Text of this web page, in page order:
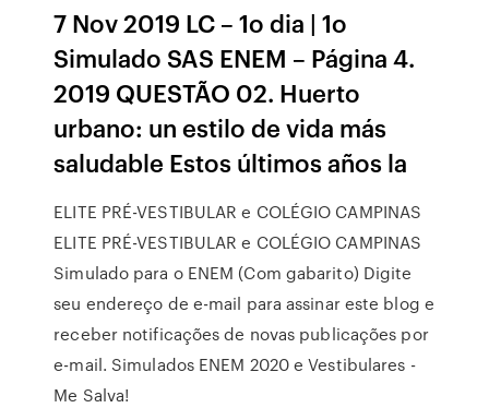
7 Nov 2019 LC – 1o dia | 1o
Simulado SAS ENEM – Página 4.
2019 QUESTÃO 02. Huerto
urbano: un estilo de vida más
saludable Estos últimos años la
ELITE PRÉ-VESTIBULAR e COLÉGIO CAMPINAS
ELITE PRÉ-VESTIBULAR e COLÉGIO CAMPINAS
Simulado para o ENEM (Com gabarito) Digite
seu endereço de e-mail para assinar este blog e
receber notificações de novas publicações por
e-mail. Simulados ENEM 2020 e Vestibulares -
Me Salva!